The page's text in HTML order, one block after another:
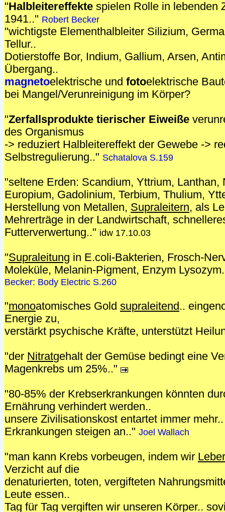
"Halbleitereffekte spielen Rolle in lebenden
1941.." Robert Becker
"wichtigste Elementhalbleiter Silizium,
Tellur..
Dotierstoffe Bor, Indium, Gallium, Arsen,
Übergang..
magnetoelektrische und fotoelektrische
bei Mangel/Verunreinigung im Körper?
"Zerfallsprodukte tierischer Eiweiße
des Organismus
-> reduziert Halbleitereffekt der Gewebe ->
Selbstregulierung.." Schatalova S.159
"seltene Erden: Scandium, Yttrium, Lanthan,
Europium, Gadolinium, Terbium, Thulium,
Herstellung von Metallen, Supraleitern, als
Mehrerträge in der Landwirtschaft,
Futterverwertung.." idw 17.10.03
"Supraleitung in E.coli-Bakterien, Frosch-
Moleküle, Melanin-Pigment, Enzym
Becker: Body Electric S.260
"monoatomisches Gold supraleitend ..
Energie zu,
verstärkt psychische Kräfte, unterstützt
"der Nitratgehalt der Gemüse bedingt eine
Magenkrebs um 25%.."
"80-85% der Krebserkrankungen könnten
Ernährung verhindert werden..
unsere Zivilisationskost entartet immer
Erkrankungen steigen an.." Joel Wallach
"man kann Krebs vorbeugen, indem wir
Verzicht auf die
denaturierten, toten, vergifteten
Leute essen..
Tag für Tag vergiften wir unseren Körper..